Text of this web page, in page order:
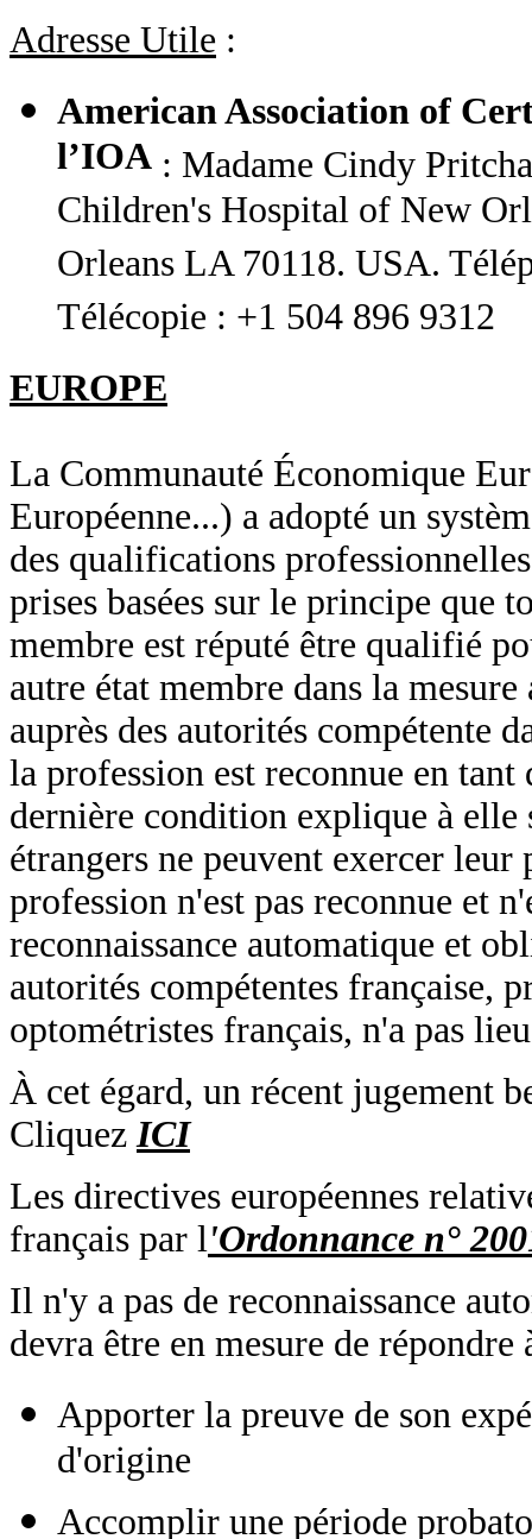
Adresse Utile :
American Association of
l’IOA : Madame Cindy
Children's Hospital of New
Orleans LA 70118. USA.
Télécopie : +1 504 896 9312
EUROPE
La Communauté Économique
Européenne...) a adopté un
des qualifications
prises basées sur le principe que
membre est réputé être qualifié
autre état membre dans la
auprès des autorités compétente
la profession est reconnue en
dernière condition explique à
étrangers ne peuvent exercer
profession n'est pas reconnue et
reconnaissance automatique et
autorités compétentes française,
optométristes français, n'a pas
À cet égard, un récent jugement
CliquezICI
Les directives européennes
français par l'Ordonnance n°
Il n'y a pas de reconnaissance
devra être en mesure de
Apporter la preuve de son
d'origine
Accomplir une période